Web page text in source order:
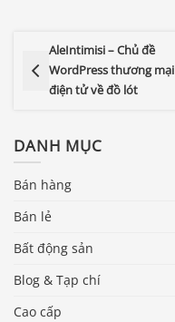
AleIntimisi – Chủ đề
WordPress thương mại
điện tử về đồ lót
DANH MỤC
Bán hàng
Bán lẻ
Bất động sản
Blog & Tạp chí
Cao cấp